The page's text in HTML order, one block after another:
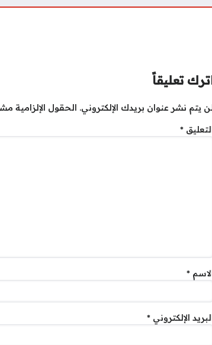
تعليقاً
يتم نشر عنوان بريدك الإلكتروني. الحقول الإلزامية
*
*
الإلكتروني *